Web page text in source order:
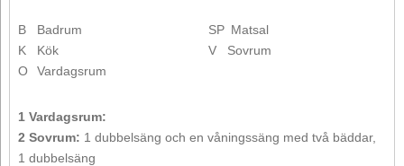
B
Badrum
K
Kök
O
Vardagsrum
SP Matsal
V
Sovrum
1 Vardagsrum:
2 Sovrum: 1 dubbelsäng och en våningssäng med två bäddar,
1 dubbelsäng